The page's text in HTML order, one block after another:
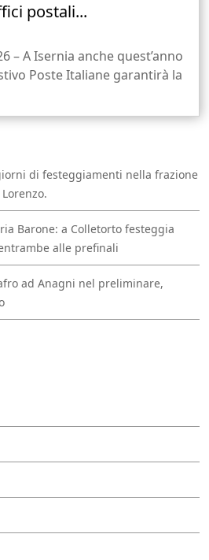
postali...
– A Isernia anche quest’anno
Poste Italiane garantirà la
di festeggiamenti nella frazione
Barone: a Colletorto festeggia
alle prefinali
ad Anagni nel preliminare,